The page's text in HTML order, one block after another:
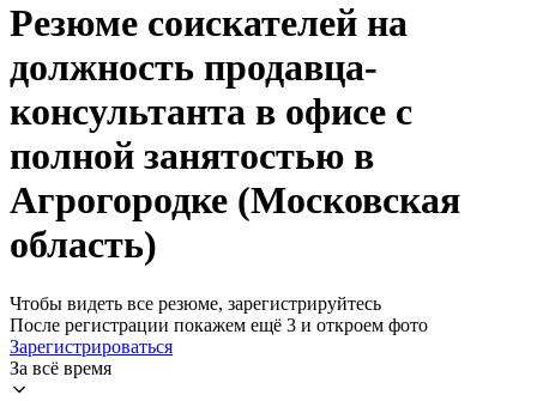
Резюме соискателей на
должность продавца-
консультанта в офисе с
полной занятостью в
Агрогородке (Московская
область)
Чтобы видеть все резюме, зарегистрируйтесь
После регистрации покажем ещё 3 и откроем фото
Зарегистрироваться
За всё время